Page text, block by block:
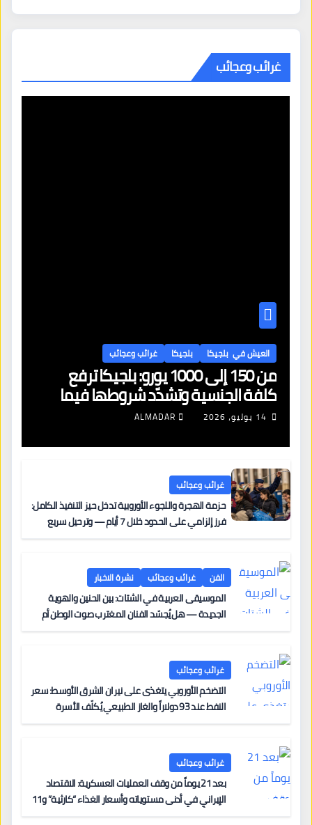
غرائب وعجائب
العيش في بلجيكا بلجيكا غرائب وعجائب
من 150 إلى 1000 يورو: بلجيكا ترفع
كلفة الجنسية وتشدّد شروطها فيما
تهبط معدلات قبول اللجوء إلى 28%
14 يوليو، 2026 ALMADAR
غرائب وعجائب
حزمة الهجرة واللجوء الأوروبية تدخل حيز التنفيذ الكامل:
فرز إلزامي على الحدود خلال 7 أيام — وترحيل سريع
الفن غرائب وعجائب نشرة الاخبار
الموسيقى العربية في الشتات: بين الحنين والهوية
الجديدة — هل يُجسّد الفنان المغترب صوت الوطن أم
غرائب وعجائب
التضخم الأوروبي يتغذى على نيران الشرق الأوسط: سعر
النفط عند 93 دولاراً والغاز الطبيعي يُكلّف الأسرة
غرائب وعجائب
بعد 21 يوماً من وقف العمليات العسكرية: الاقتصاد
الإيراني في أدنى مستوياته وأسعار الغذاء “كارثية” و11